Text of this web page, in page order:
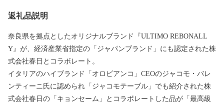
返礼品説明
奈良県を拠点としたオリジナルブランド『ULTIMO REBONALL
Y』が、経済産業省指定の「ジャパンブランド」にも認定された株
式会社春日とコラボレート。
イタリアのハイブランド「オロビアンコ」CEOのジャコモ・バレ
ンティーニ氏に認められ「ジャコモテーブル」でも紹介された株
式会社春日の「キョンセーム」とコラボレートした品が「最高級